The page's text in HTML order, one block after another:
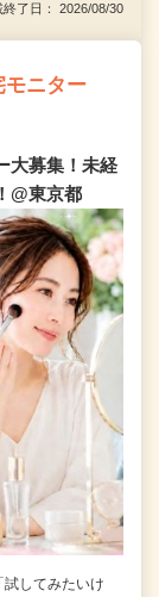
了日： 2026/08/30
モニター
大募集！未経
@東京都
試してみたいけ